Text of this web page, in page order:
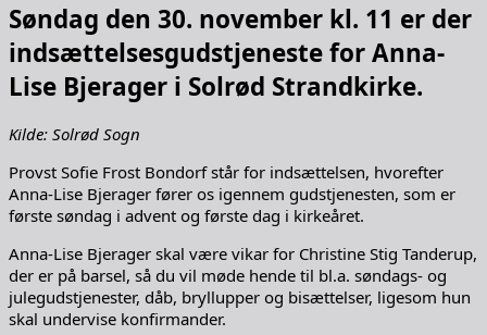
Søndag den 30. november kl. 11 er der
indsættelsesgudstjeneste for Anna-
Lise Bjerager i Solrød Strandkirke.
Kilde: Solrød Sogn
Provst Sofie Frost Bondorf står for indsættelsen, hvorefter
Anna-Lise Bjerager fører os igennem gudstjenesten, som er
første søndag i advent og første dag i kirkeåret.
Anna-Lise Bjerager skal være vikar for Christine Stig Tanderup,
der er på barsel, så du vil møde hende til bl.a. søndags- og
julegudstjenester, dåb, bryllupper og bisættelser, ligesom hun
skal undervise konfirmander.